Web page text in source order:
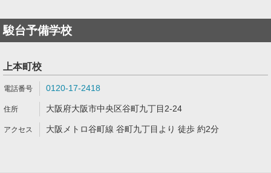
駿台予備学校
上本町校
0120-17-2418
大阪府大阪市中央区谷町九丁目2-24
大阪メトロ谷町線 谷町九丁目より 徒歩 約2分